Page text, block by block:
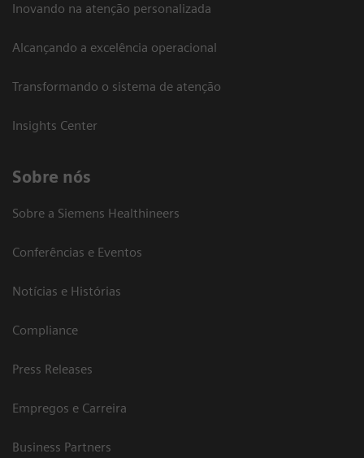
Inovando na atenção personalizada
Alcançando a excelência operacional
Transformando o sistema de atenção
Insights Center
Sobre nós
Sobre a Siemens Healthineers
Conferências e Eventos
Notícias e Histórias
Compliance
Press Releases
Empregos e Carreira
Business Partners